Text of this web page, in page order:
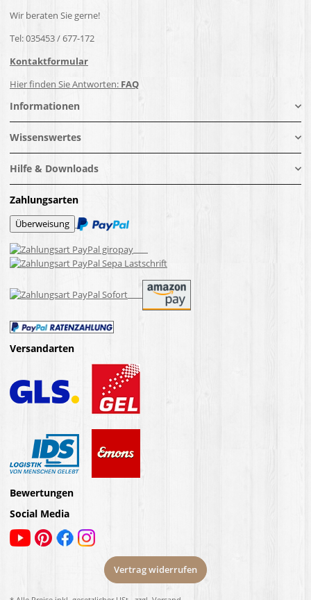
Wir beraten Sie gerne!
Tel: 035453 / 677-172
Kontaktformular
Hier finden Sie Antworten: FAQ
Informationen
Wissenswertes
Hilfe & Downloads
Zahlungsarten
Versandarten
Bewertungen
Social Media
Vertrag widerrufen